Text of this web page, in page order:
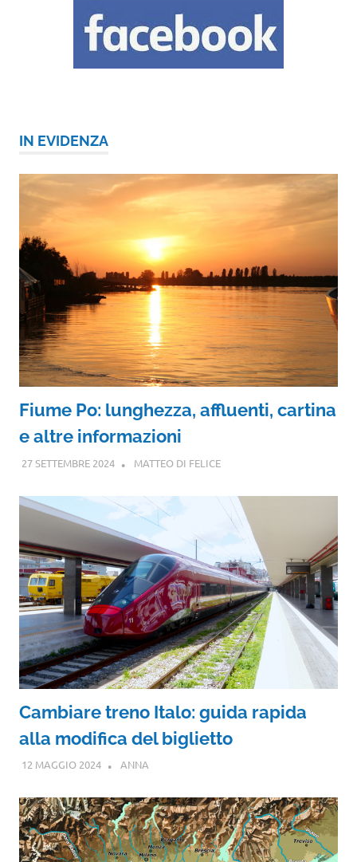
IN EVIDENZA
Fiume Po: lunghezza, affluenti, cartina
e altre informazioni
27 SETTEMBRE 2024 MATTEO DI FELICE
Cambiare treno Italo: guida rapida
alla modifica del biglietto
12 MAGGIO 2024 ANNA